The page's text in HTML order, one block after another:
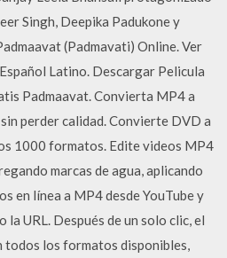
Singh, Deepika Padukone y
(Padmavati) Online. Ver
Latino. Descargar Pelicula
Padmaavat. Convierta MP4 a
perder calidad. Convierte DVD a
1000 formatos. Edite videos MP4
marcas de agua, aplicando
en línea a MP4 desde YouTube y
URL. Después de un solo clic, el
los formatos disponibles,